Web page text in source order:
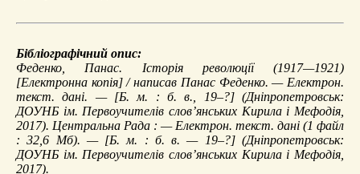
Бібліографічний опис:
Феденко, Панас. Історія революції (1917—1921)
[Електронна копія] / написав Панас Феденко. — Електрон.
текст. дані. — [Б. м. : б. в., 19–?] (Дніпропетровськ:
ДОУНБ ім. Первоучителів слов’янських Кирила і Мефодія,
2017). Центральна Рада : — Електрон. текст. дані (1 файл
: 32,6 Мб). — [Б. м. : б. в. — 19–?] (Дніпропетровськ:
ДОУНБ ім. Первоучителів слов’янських Кирила і Мефодія,
2017).